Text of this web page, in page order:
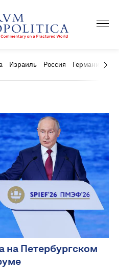
Израиль Россия Германия
на Петербургском